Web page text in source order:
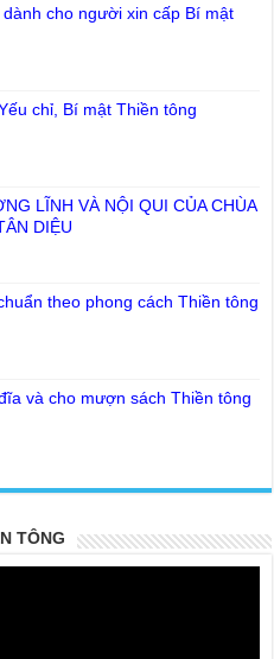
cho người xin cấp Bí mật
chỉ, Bí mật Thiền tông
LĨNH VÀ NỘI QUI CỦA CHÙA
DIỆU
theo phong cách Thiền tông
và cho mượn sách Thiền tông
TÔNG